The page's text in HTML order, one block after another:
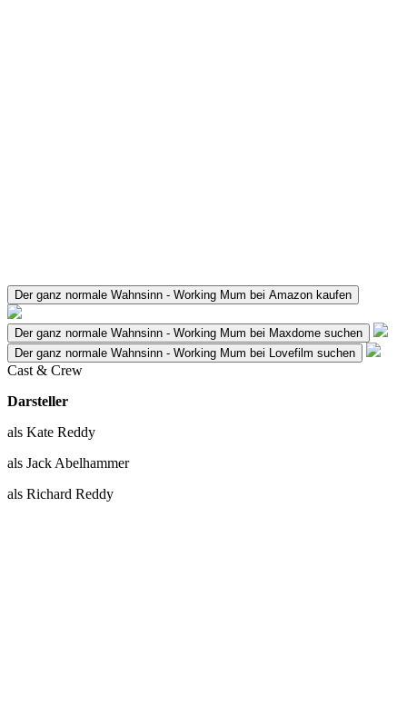
Der ganz normale Wahnsinn - Working Mum bei Amazon kaufen
Der ganz normale Wahnsinn - Working Mum bei Maxdome suchen
Der ganz normale Wahnsinn - Working Mum bei Lovefilm suchen
Cast & Crew
Darsteller
als Kate Reddy
als Jack Abelhammer
als Richard Reddy